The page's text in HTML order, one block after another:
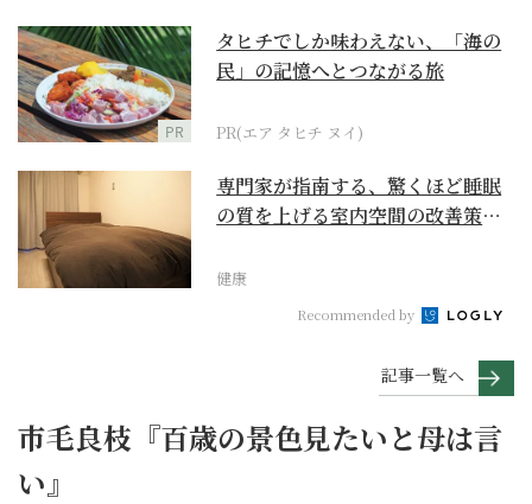
PR
タヒチでしか味わえない、「海の
民」の記憶へとつながる旅
PR(エア タヒチ ヌイ)
専門家が指南する、驚くほど睡眠
の質を上げる室内空間の改善策と
健康
Recommended by
記事一覧へ
市毛良枝『百歳の景色見たいと母は言
い』